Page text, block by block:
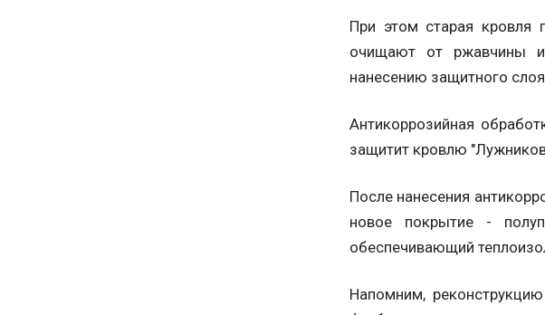
При этом старая кровля
очищают от ржавчины и
нанесению защитного
Антикоррозийная
защитит кровлю
После нанесения
новое покрытие -
обеспечивающий
Напомним,